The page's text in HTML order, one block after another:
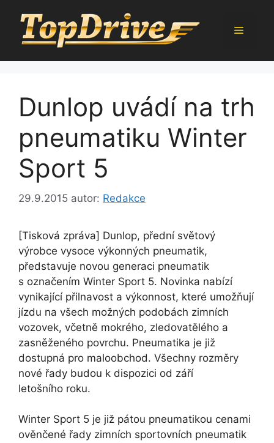
obsah
Menu
Dunlop uvádí na trh
pneumatiku Winter
Sport 5
29.9.2015 autor: Redakce
[Tisková zpráva] Dunlop, přední světový
výrobce vysoce výkonných pneumatik,
představuje novou generaci pneumatik
s označením Winter Sport 5. Novinka nabízí
vynikající přilnavost a výkonnost, které umožňují
jízdu na všech možných podobách zimních
vozovek, včetně mokrého, zledovatělého a
zasněženého povrchu. Pneumatika je již
dostupná pro maloobchod. Všechny rozměry
nové řady budou k dispozici od září
letošního roku.
Winter Sport 5 je již pátou pneumatikou cenami
ověnčené řady zimních sportovních pneumatik